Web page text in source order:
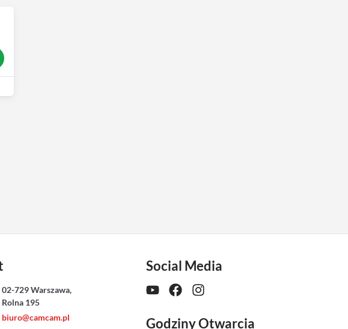
02-729 Warszawa,
Rolna 195
biuro@camcam.pl
Social Media
Godziny Otwarcia